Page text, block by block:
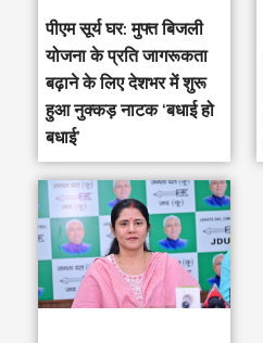
पीएम सूर्य घर: मुफ्त बिजली
योजना के प्रति जागरूकता
बढ़ाने के लिए देशभर में शुरू
हुआ नुक्कड़ नाटक ‘बधाई हो
बधाई’